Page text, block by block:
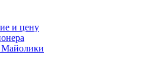
и цену
Майолики